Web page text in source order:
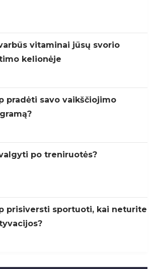
vitaminai jūsų svorio
kelionėje
pradėti savo vaikščiojimo
po treniruotės?
prisiversti sportuoti, kai neturite